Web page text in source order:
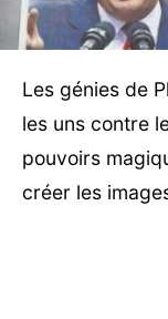
Les génies de
les uns contre
pouvoirs
créer les